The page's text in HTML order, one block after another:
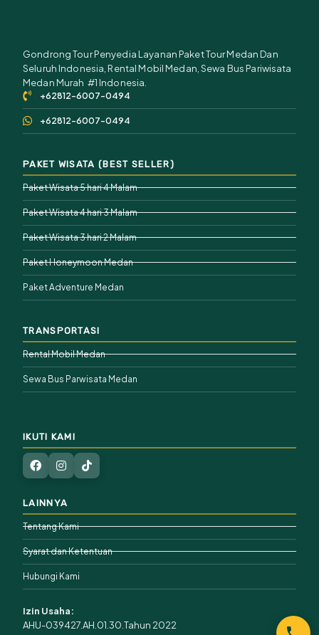
Gondrong Tour Penyedia Layanan Paket Tour Medan Dan
Seluruh Indonesia, Rental Mobil Medan, Sewa Bus Pariwisata
Medan Murah #1 Indonesia.
+62812-6007-0494
+62812-6007-0494
PAKET WISATA (BEST SELLER)
Paket Wisata 5 hari 4 Malam
Paket Wisata 4 hari 3 Malam
Paket Wisata 3 hari 2 Malam
Paket Honeymoon Medan
Paket Adventure Medan
TRANSPORTASI
Rental Mobil Medan
Sewa Bus Parwisata Medan
IKUTI KAMI
LAINNYA
Tentang Kami
Syarat dan Ketentuan
Hubungi Kami
Izin Usaha:
AHU-039427.AH.01.30.Tahun 2022